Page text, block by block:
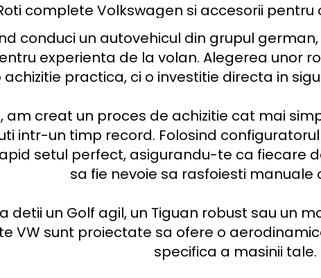
complete Volkswagen si accesorii
conduci un autovehicul din grupul
experienta de la volan. Alegerea unor
achizitie practica, ci o investitie directa in
am creat un proces de achizitie cat mai
intr-un timp record. Folosind
setul perfect, asigurandu-te ca fiecare
sa fie nevoie sa rasfoiesti manuale
detii un Golf agil, un Tiguan robust sau un
VW sunt proiectate sa ofere o
specifica a masinii tale.